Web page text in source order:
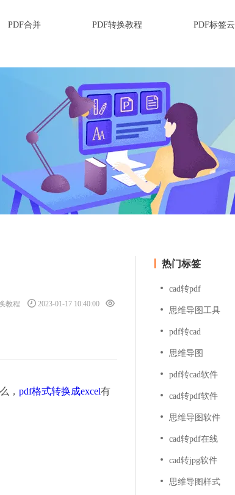
PDF合并 PDF转换教程 PDF标签云
教程 2023-01-17 10:40:00
， pdf格式转换成excel有
热门标签
cad转pdf
思维导图工具
pdf转cad
思维导图
pdf转cad软件
cad转pdf软件
思维导图软件
cad转pdf在线
cad转jpg软件
思维导图样式